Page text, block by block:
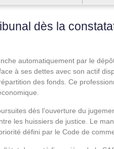
dès la
automatiquement par le
à ses dettes avec son actif
des fonds. Ce
dès l’ouverture du
les huissiers de justice. Le
défini par le Code de